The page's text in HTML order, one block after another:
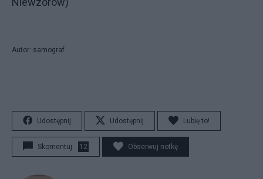
Autor: samograf
Udostępnij Udostępnij Lubię to!
Skomentuj 12 Obserwuj notkę